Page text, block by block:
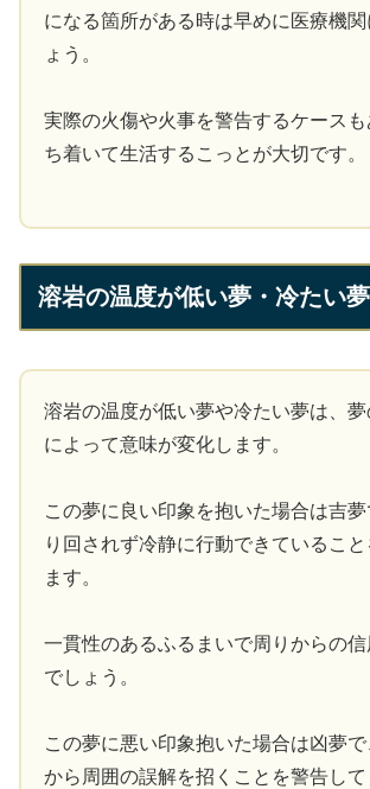
になる箇所がある時は早めに医療機
ょう。
実際の火傷や火事を警告するケース
ち着いて生活するこっとが大切です。
溶岩の温度が低い夢・冷たい夢
溶岩の温度が低い夢や冷たい夢は、
によって意味が変化します。
この夢に良い印象を抱いた場合は吉
り回されず冷静に行動できているこ
ます。
一貫性のあるふるまいで周りからの
でしょう。
この夢に悪い印象抱いた場合は凶夢
から周囲の誤解を招くことを警告して